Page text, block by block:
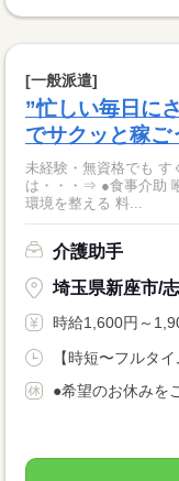
[一般派遣]
”忙しい毎日に
でサクッと稼ご
未経験・無資格でも すぐ
は・・・⇒ ●食事介助 喉に通りやすい工夫をするなど 食事しやすい
環境を整える 料...
介護助手
埼玉県新座市/
時給1,600円～
【時短〜フルタ
●希望のお休みを